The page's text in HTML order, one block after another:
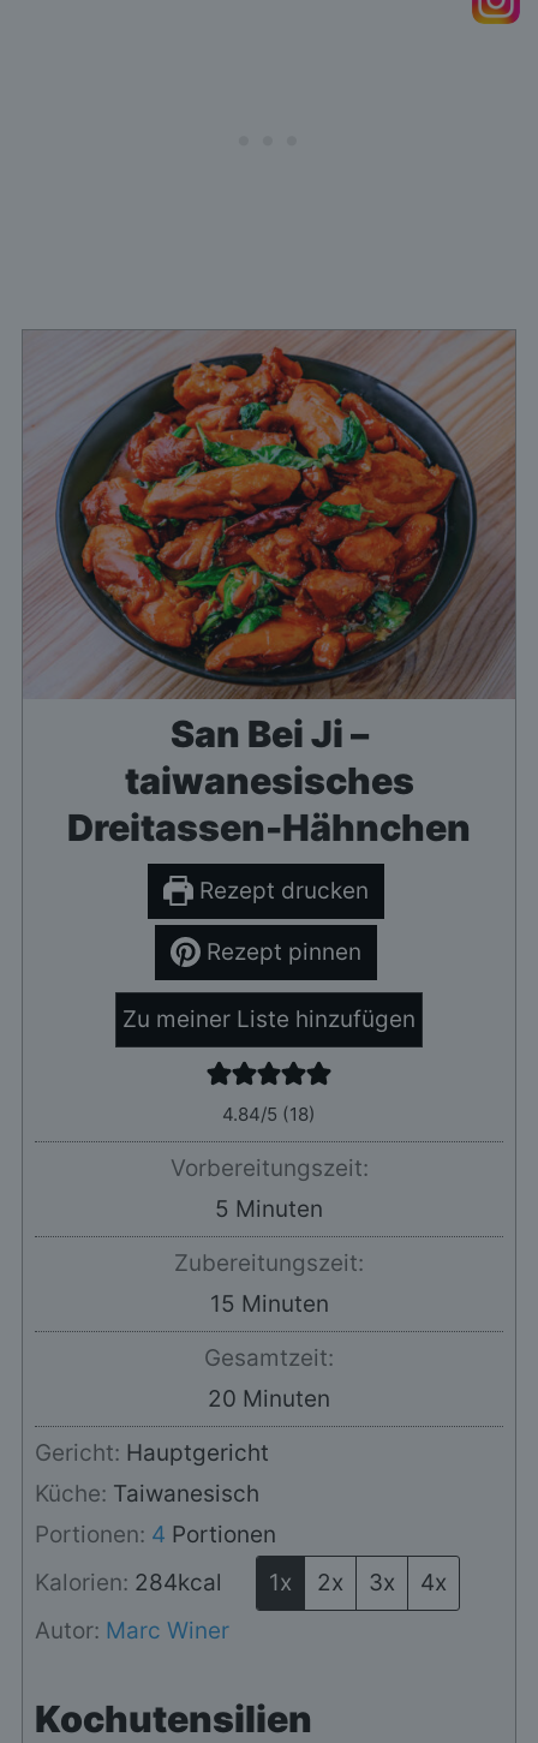
San Bei Ji –
taiwanesisches
Dreitassen-Hähnchen
Rezept drucken
Rezept pinnen
Zu meiner Liste hinzufügen
4.84/5 (18)
Vorbereitungszeit:
5 Minuten
Minuten
Zubereitungszeit:
15 Minuten
Minuten
Gesamtzeit:
20 Minuten
Minuten
Gericht: Hauptgericht
Küche: Taiwanesisch
Portionen: 4 Portionen
Kalorien: 284kcal 1x 2x 3x
4x
Autor: Marc Winer
Kochutensilien